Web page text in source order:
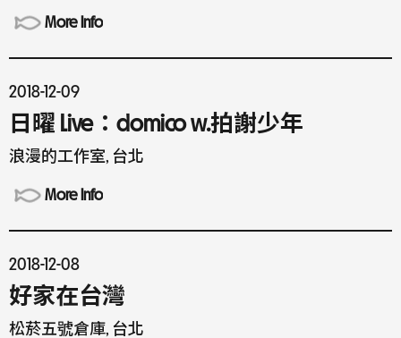
More Info
2018-12-09
日曜 Live：domico w.拍謝少年
浪漫的工作室, 台北
More Info
2018-12-08
好家在台灣
松菸五號倉庫, 台北